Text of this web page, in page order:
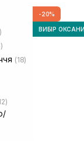
(18)
-20%
ВИБІР ОКСАНИ